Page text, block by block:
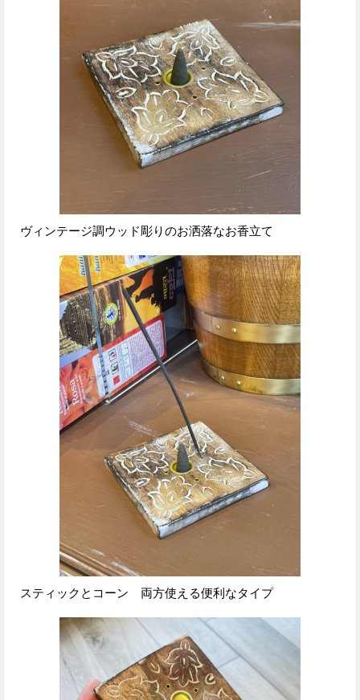
ヴィンテージ調ウッド彫りのお洒落なお香立て
スティックとコーン 両方使える便利なタイプ